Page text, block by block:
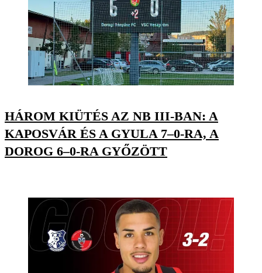
HÁROM KIÜTÉS AZ NB III-BAN: A
KAPOSVÁR ÉS A GYULA 7–0-RA, A
DOROG 6–0-RA GYŐZÖTT